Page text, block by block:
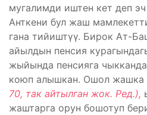
мугалимди иштен кет деп
Анткени бул жаш
гана тийиштүү. Бирок Ат-
айылдын пенсия
жыйында пенсияга
коюп алышкан. Ошол жашка
70, так айтылган жок. Ред.),
жаштарга орун бошотуп